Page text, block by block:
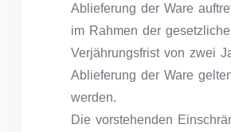
Ablieferung der Ware
im Rahmen der
Verjährungsfrist von zwei
Ablieferung der Ware
werden.
Die vorstehenden